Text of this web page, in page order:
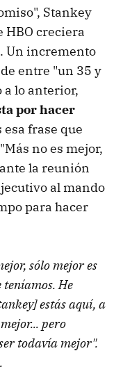
Stankey
HBO creciera
Un incremento
entre "un 35 y
a lo anterior,
por hacer
esa frase que
no es mejor,
la reunión
al mando
para hacer
sólo mejor es
He
estás aquí, a
pero
todavía mejor".